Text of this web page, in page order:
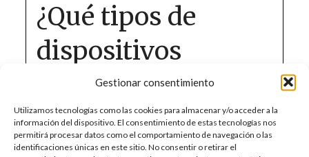
Gestionar consentimiento
Utilizamos tecnologías como las cookies para almacenar y/o acceder a la
información del dispositivo. El consentimiento de estas tecnologías nos
permitirá procesar datos como el comportamiento de navegación o las
identificaciones únicas en este sitio. No consentir o retirar el
¿Qué tipos de
dispositivos
electrónicos se
utilizan?